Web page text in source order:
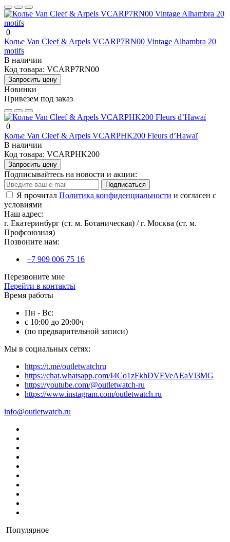
0
Колье Van Cleef & Arpels VCARP7RN00 Vintage Alhambra 20
motifs
В наличии
Код товара: VCARP7RN00
Запросить цену
Новинки
Привезем под заказ
0
Колье Van Cleef & Arpels VCARPHK200 Fleurs d’Hawaï
В наличии
Код товара: VCARPHK200
Запросить цену
Подписывайтесь на новости и акции:
Подписаться
Я прочитал Политика конфиденциальности и согласен с
условиями
Наш адрес:
г. Екатеринбург (ст. м. Ботаническая) / г. Москва (ст. м.
Профсоюзная)
Позвоните нам:
+7 909 006 75 16
Перезвоните мне
Перейти в контакты
Время работы
Пн - Вс:
с 10:00 до 20:00ч
(по предварительной записи)
Мы в социальных сетях:
https://t.me/outletwatchru
https://chat.whatsapp.com/I4Co1zFkhDVFVeAEaVl3MG
https://youtube.com/@outletwatch-ru
https://www.instagram.com/outletwatch.ru
info@outletwatch.ru
Популярное